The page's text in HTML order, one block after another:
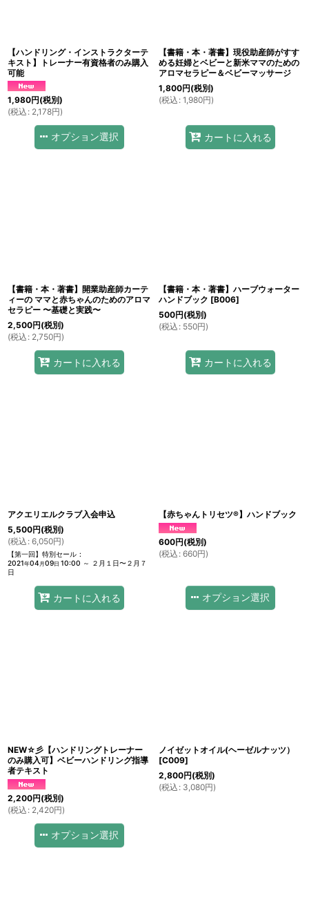
【ハンドリング・インストラクターテ
キスト】トレーナー有資格者のみ購入
可能
1,980円(税別)
(税込 : 2,178円)
オプション選択
【書籍・本・著書】現役助産師がすす
める妊婦とベビーと新米ママのための
アロマセラピー＆ベビーマッサージ
1,800円(税別)
(税込 : 1,980円)
カートに入れる
【書籍・本・著書】開業助産師カーテ
ィーの ママと赤ちゃんのためのアロマ
セラピー 〜基礎と実践〜
2,500円(税別)
(税込 : 2,750円)
カートに入れる
【書籍・本・著書】ハーブウォーター
ハンドブック [B006]
500円(税別)
(税込 : 550円)
カートに入れる
アクエリエルクラブ入会申込
5,500円(税別)
(税込 : 6,050円)
【第一回】特別セール :
2021年04 月09日 10:00 ～ ２月１日〜２月７
日
カートに入れる
【赤ちゃんトリセツ®】ハンドブック
600円(税別)
(税込 : 660円)
オプション選択
NEW☆彡【ハンドリングトレーナー
のみ購入可】ベビーハンドリング指導
者テキスト
2,200円(税別)
(税込 : 2,420円)
オプション選択
ノイゼットオイル(ヘーゼルナッツ）
[C009]
2,800円(税別)
(税込 : 3,080円)